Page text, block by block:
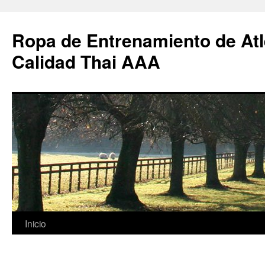
Ropa de Entrenamiento de
Calidad Thai AAA
Saltar
Inicio